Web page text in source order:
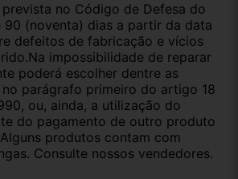
prevista no Código de Defesa do
90 (noventa) dias a partir da data
defeitos de fabricação e vícios
impossibilidade de reparar
poderá escolher dentre as
parágrafo primeiro do artigo 18
ou, ainda, a utilização do
do pagamento de outro produto
produtos contam com
Consulte nossos vendedores.